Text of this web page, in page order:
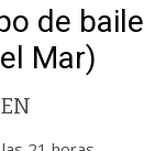
de baile
Mar)